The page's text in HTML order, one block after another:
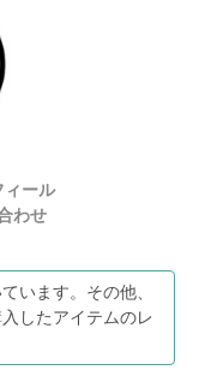
ィール
わせ
います。その他、
したアイテムのレ